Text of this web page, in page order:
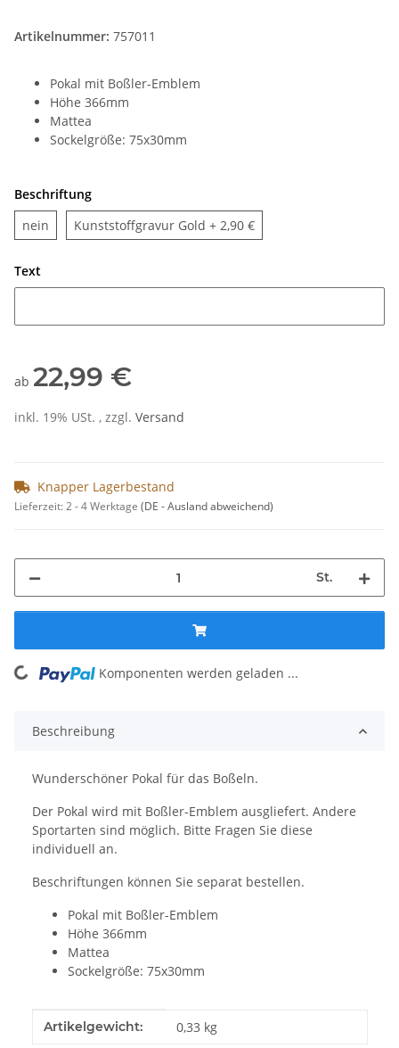
Artikelnummer: 757011
Pokal mit Boßler-Emblem
Höhe 366mm
Mattea
Sockelgröße: 75x30mm
Beschriftung
nein
Kunststoffgravur Gold Kunststoffgravur Gold
+ 2,90 €
Text
ab 22,99 €
inkl. 19% USt. , zzgl. Versand
Knapper Lagerbestand
Lieferzeit:2 - 4 Werktage (DE - Ausland abweichend)
St.
Komponenten werden geladen ...
Beschreibung
Wunderschöner Pokal für das Boßeln.
Der Pokal wird mit Boßler-Emblem ausgliefert. Andere
Sportarten sind möglich. Bitte Fragen Sie diese
individuell an.
Beschriftungen können Sie separat bestellen.
Pokal mit Boßler-Emblem
Höhe 366mm
Mattea
Sockelgröße: 75x30mm
Produkteigenschaft
Wert
Artikelgewicht: 0,33 kg